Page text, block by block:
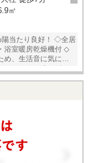
㎡
貼替（LDK・廊
貼替等